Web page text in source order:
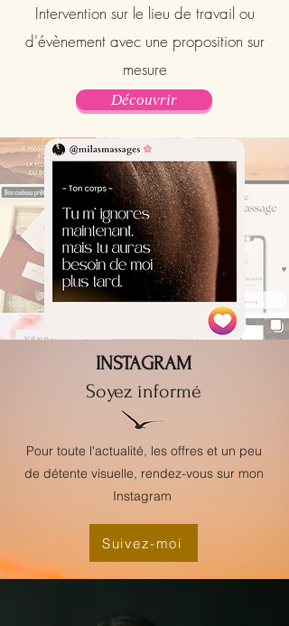
Intervention sur le lieu de travail ou
d'évènement avec une proposition sur
mesure
Découvrir
INSTAGRAM
Soyez informé
Pour toute l'actualité, les offres et un peu
de détente visuelle, rendez-vous sur mon
Instagram
Suivez-moi